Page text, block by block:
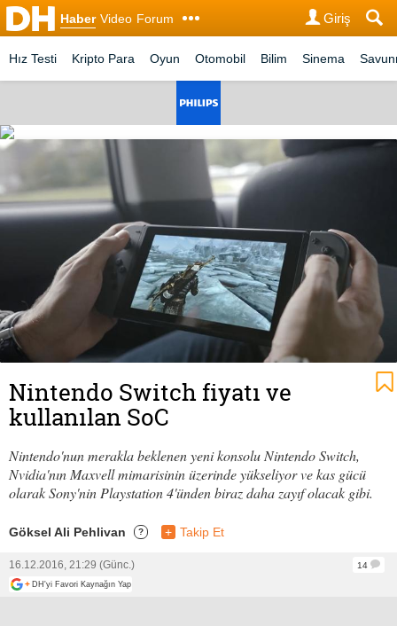
Haber Video Forum Giriş
Hız Testi Kripto Para Oyun Otomobil Bilim Sinema
Nintendo Switch fiyatı ve
kullanılan SoC
Nintendo'nun merakla beklenen yeni konsolu Nintendo Switch,
Nvidia'nın Maxvell mimarisinin üzerinde yükseliyor ve kas gücü
olarak Sony'nin Playstation 4'ünden biraz daha zayıf olacak gibi.
Göksel Ali Pehlivan ? + Takip Et
16.12.2016, 21:29 (Günc.)
14
+ DH'yi Favori Kaynağın Yap